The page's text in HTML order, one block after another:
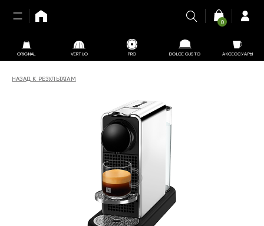
ORIGINAL VERTUO PRO DOLCE GUSTO АКСЕССУАРЫ
0
НАЗАД К РЕЗУЛЬТАТАМ